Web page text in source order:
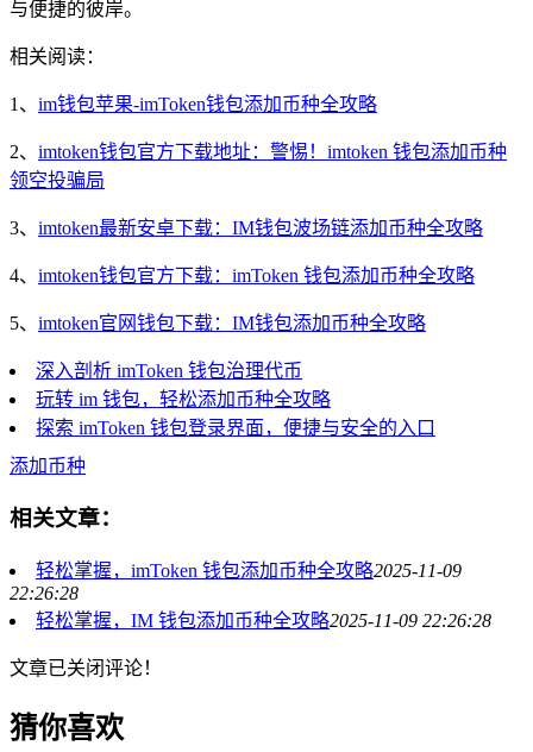
与便捷的彼岸。
相关阅读：
1、 im钱包苹果-imToken钱包添加币种全攻略
2、 imtoken钱包官方下载地址：警惕！imtoken 钱包添加币种
领空投骗局
3、 imtoken最新安卓下载：IM钱包波场链添加币种全攻略
4、 imtoken钱包官方下载：imToken 钱包添加币种全攻略
5、 imtoken官网钱包下载：IM钱包添加币种全攻略
深入剖析 imToken 钱包治理代币
玩转 im 钱包，轻松添加币种全攻略
探索 imToken 钱包登录界面，便捷与安全的入口
添加币种
相关文章：
轻松掌握，imToken 钱包添加币种全攻略2025-11-09
22:26:28
轻松掌握，IM 钱包添加币种全攻略2025-11-09 22:26:28
文章已关闭评论！
猜你喜欢